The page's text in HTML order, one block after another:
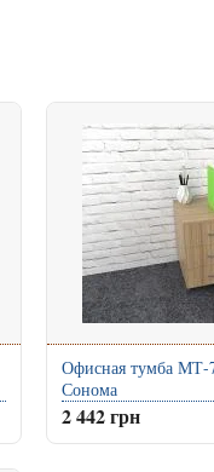
Офисная тумба МТ-
Сонома
2 442 грн